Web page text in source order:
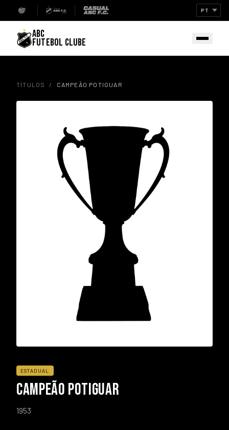
ABC
FUTEBOL CLUBE
TÍTULOS / CAMPEÃO POTIGUAR
ESTADUAL
CAMPEÃO POTIGUAR
1953